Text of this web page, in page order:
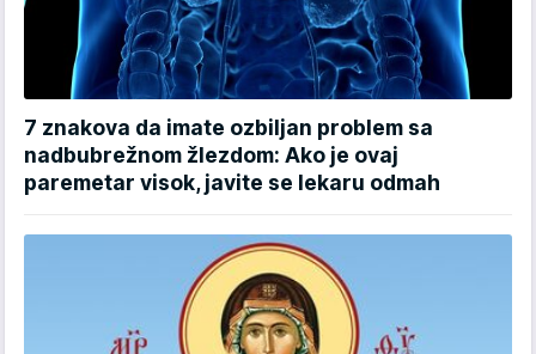
7 znakova da imate ozbiljan problem sa
nadbubrežnom žlezdom: Ako je ovaj
paremetar visok, javite se lekaru odmah